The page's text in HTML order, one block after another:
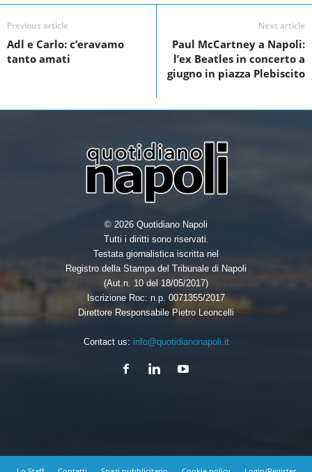
c
e
b
k
i
t
t
n
k
e
n
a
e
Previous article
Adl e Carlo: c’eravamo
tanto amati
Next article
Paul McCartney a Napoli:
l’ex Beatles in concerto a
giugno in piazza Plebiscito
© 2026 Quotidiano Napoli
Tutti i diritti sono riservati.
Testata giornalistica iscritta nel
Registro della Stampa del Tribunale di Napoli
(Aut.n. 10 del 18/05/2017)
Iscrizione Roc: n.p. 0071355/2017
Direttore Responsabile Pietro Leoncelli
Contact us: info@quotidianonapoli.it